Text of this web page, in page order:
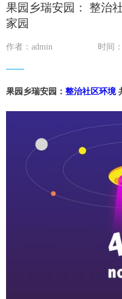
果园乡瑞安园： 整治
家园
作者：admin 时间
果园乡瑞安园： 整治社区环境